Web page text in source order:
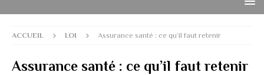
ACCUEIL LOI Assurance santé : ce qu’il faut retenir
Assurance santé : ce qu’il faut retenir